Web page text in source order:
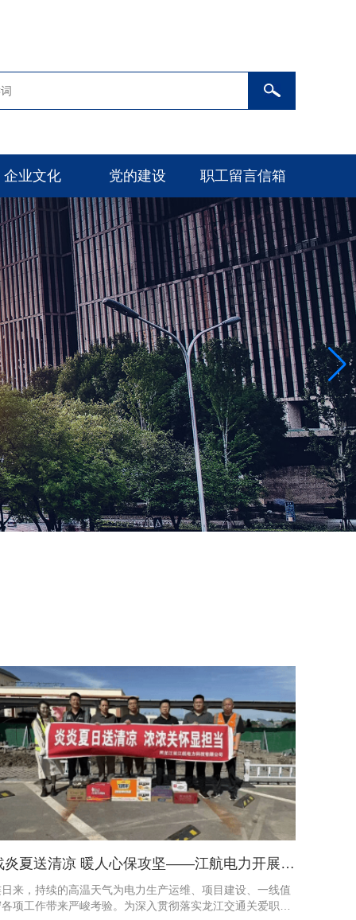
企业文化 党的建设 职工留言信箱
战炎夏送清凉 暖人心保攻坚——江航电力开展夏日慰问关爱活动
来，持续的高温天气为电力生产运维、项目建设、一线值
项工作带来严峻考验。为深入贯彻落实龙江交通关爱职